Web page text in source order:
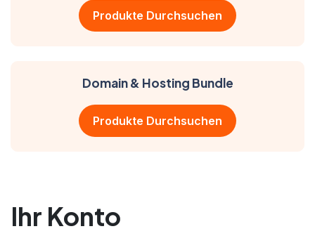
Produkte Durchsuchen
Domain & Hosting Bundle
Produkte Durchsuchen
Ihr Konto